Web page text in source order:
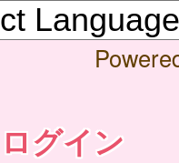
ログイン